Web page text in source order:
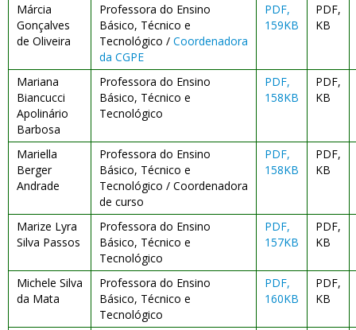
Márcia
Gonçalves
de Oliveira
Professora do Ensino
Básico, Técnico e
Tecnológico / Coordenadora
da CGPE
PDF,
159KB
PDF,
KB
Mariana
Biancucci
Apolinário
Barbosa
Professora do Ensino
Básico, Técnico e
Tecnológico
PDF,
158KB
PDF,
KB
Mariella
Berger
Andrade
Professora do Ensino
Básico, Técnico e
Tecnológico / Coordenadora
de curso
PDF,
158KB
PDF,
KB
Marize Lyra
Silva Passos
Professora do Ensino
Básico, Técnico e
Tecnológico
PDF,
157KB
PDF,
KB
Michele Silva
da Mata
Professora do Ensino
Básico, Técnico e
Tecnológico
PDF,
160KB
PDF,
KB